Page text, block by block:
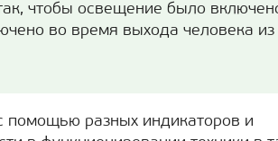
чтобы освещение было
во время выхода человека из
помощью разных индикаторов и